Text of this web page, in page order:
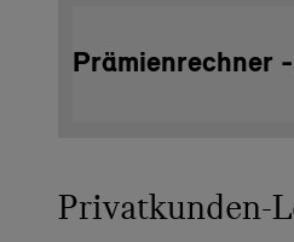
Prämienrechner
Privatkunden-